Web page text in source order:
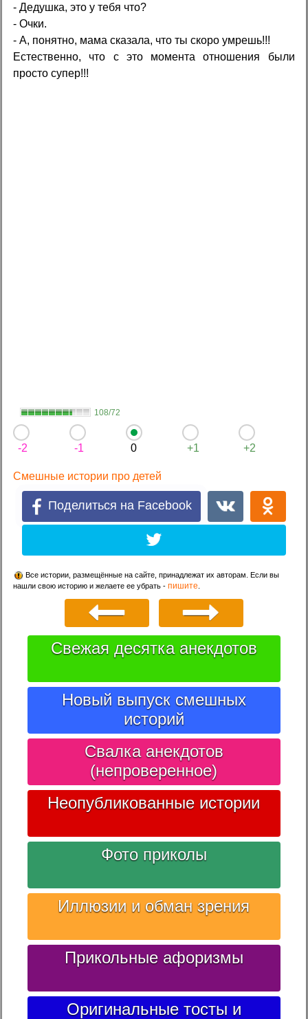
- Дедушка, это у тебя что?
- Очки.
- А, понятно, мама сказала, что ты скоро умрешь!!!
Естественно, что с это момента отношения были
просто супер!!!
108/72
-2 -1 0 +1 +2
Смешные истории про детей
Поделиться на Facebook
Все истории, размещённые на сайте, принадлежат их авторам. Если вы
нашли свою историю и желаете ее убрать -пишите
Свежая десятка анекдотов
Новый выпуск смешных
историй
Свалка анекдотов
(непроверенное)
Неопубликованные истории
Фото приколы
Иллюзии и обман зрения
Прикольные афоризмы
Оригинальные тосты и